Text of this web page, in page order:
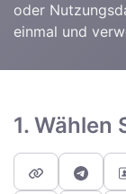
oder
einmal und
1. Wählen